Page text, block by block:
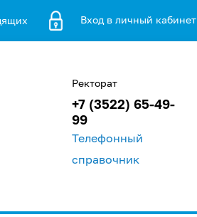
Вход в личный кабинет
Ректорат
+7 (3522) 65-49-
99
Телефонный
справочник